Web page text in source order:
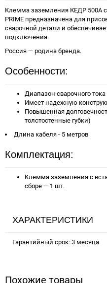
Клемма заземления КЕДР 500А с
PRIME предназначена для
сварочной детали и
подключения.
Россия — родина бренда.
Особенности:
Диапазон сварочного
Имеет надежную
Повышенная
толстостенные губки)
Длина кабеля - 5 метров
Комплектация:
Клемма заземления с
сборе — 1 шт.
ХАРАКТЕРИСТИКИ
Гарантийный срок: 3 месяца
Похожие товары